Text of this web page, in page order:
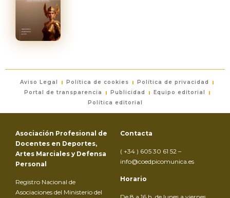
Aviso Legal Política de cookies
Política de privacidad
Portal de transparencia
Publicidad
Equipo editorial
Política editorial
Asociación Profesional de
Docentes en Deportes,
Artes Marciales y Defensa
Personal
Registro Nacional de
Asociaciones del Ministerio del
Contacta
( +34 ) 605 30 61 52 –
info@coedpicomunica.es
Horario
De 8 a 16 h. de lunes a viernes